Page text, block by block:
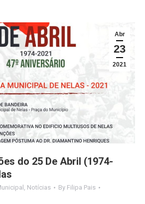
Abr
23
2021
do 25 De Abril (1974-
Notícias By Filipa Pais